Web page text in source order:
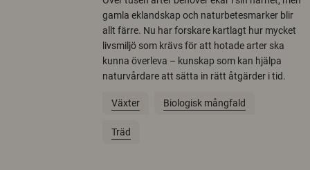
gamla eklandskap och naturbetesmarker blir
allt färre. Nu har forskare kartlagt hur mycket
livsmiljö som krävs för att hotade arter ska
kunna överleva – kunskap som kan hjälpa
naturvårdare att sätta in rätt åtgärder i tid.
Växter Biologisk mångfald
Träd